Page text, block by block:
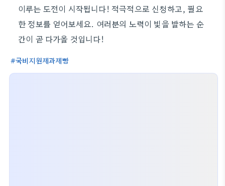
이루는 도전이 시작됩니다! 적극적으로 신청하고, 필요
한 정보를 얻어보세요. 여러분의 노력이 빛을 발하는 순
간이 곧 다가올 것입니다!
국비지원제과제빵